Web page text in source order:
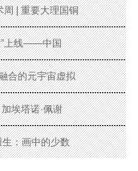
周 | 重要大理国铜
”上线——中国
合的元宇宙虚拟
埃塔诺·佩谢
生：画中的少数